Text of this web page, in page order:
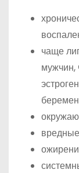
чаще
мужчин,